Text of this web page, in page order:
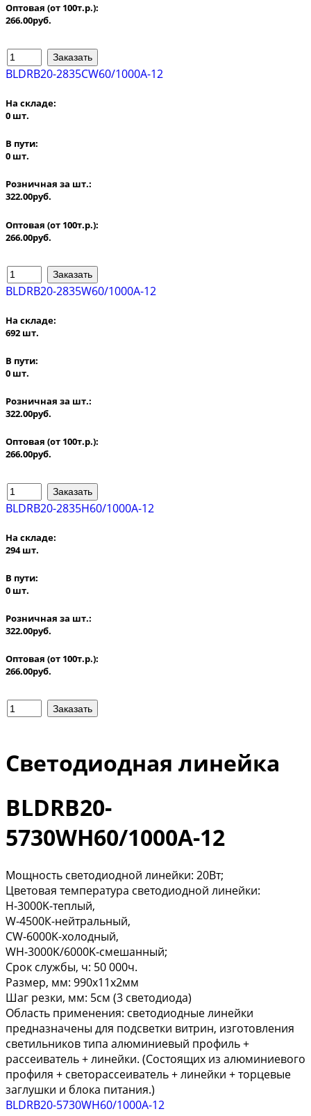
Оптовая (от 100т.р.):
266.00руб.
BLDRB20-2835CW60/1000A-12
На складе:
0 шт.
В пути:
0 шт.
Розничная за шт.:
322.00руб.
Оптовая (от 100т.р.):
266.00руб.
BLDRB20-2835W60/1000A-12
На складе:
692 шт.
В пути:
0 шт.
Розничная за шт.:
322.00руб.
Оптовая (от 100т.р.):
266.00руб.
BLDRB20-2835H60/1000A-12
На складе:
294 шт.
В пути:
0 шт.
Розничная за шт.:
322.00руб.
Оптовая (от 100т.р.):
266.00руб.
Светодиодная линейка
BLDRB20-
5730WH60/1000A-12
Мощность светодиодной линейки: 20Вт;
Цветовая температура светодиодной линейки:
H-3000K-теплый,
W-4500К-нейтральный,
CW-6000K-холодный,
WH-3000K/6000K-смешанный;
Срок службы, ч: 50 000ч.
Размер, мм: 990х11х2мм
Шаг резки, мм: 5см (3 светодиода)
Область применения: светодиодные линейки
предназначены для подсветки витрин, изготовления
светильников типа алюминиевый профиль +
рассеиватель + линейки. (Состоящих из алюминиевого
профиля + светорассеиватель + линейки + торцевые
заглушки и блока питания.)
BLDRB20-5730WH60/1000A-12